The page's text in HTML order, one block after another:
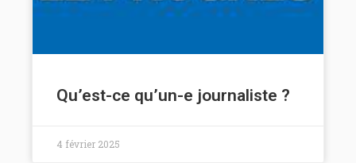
Qu’est-ce qu’un-e journaliste ?
4 février 2025